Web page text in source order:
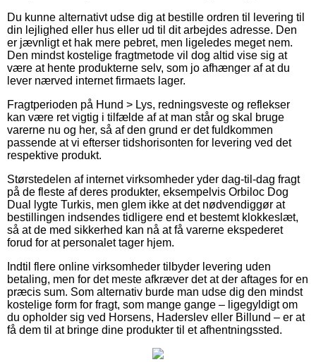
Du kunne alternativt udse dig at bestille ordren til levering til
din lejlighed eller hus eller ud til dit arbejdes adresse. Den
er jævnligt et hak mere pebret, men ligeledes meget nem.
Den mindst kostelige fragtmetode vil dog altid vise sig at
være at hente produkterne selv, som jo afhænger af at du
lever nærved internet firmaets lager.
Fragtperioden på Hund > Lys, redningsveste og reflekser
kan være ret vigtig i tilfælde af at man står og skal bruge
varerne nu og her, så af den grund er det fuldkommen
passende at vi efterser tidshorisonten for levering ved det
respektive produkt.
Størstedelen af internet virksomheder yder dag-til-dag fragt
på de fleste af deres produkter, eksempelvis Orbiloc Dog
Dual lygte Turkis, men glem ikke at det nødvendiggør at
bestillingen indsendes tidligere end et bestemt klokkeslæt,
så at de med sikkerhed kan nå at få varerne ekspederet
forud for at personalet tager hjem.
Indtil flere online virksomheder tilbyder levering uden
betaling, men for det meste afkræver det at der aftages for en
præcis sum. Som alternativ burde man udse dig den mindst
kostelige form for fragt, som mange gange – ligegyldigt om
du opholder sig ved Horsens, Haderslev eller Billund – er at
få dem til at bringe dine produkter til et afhentningssted.